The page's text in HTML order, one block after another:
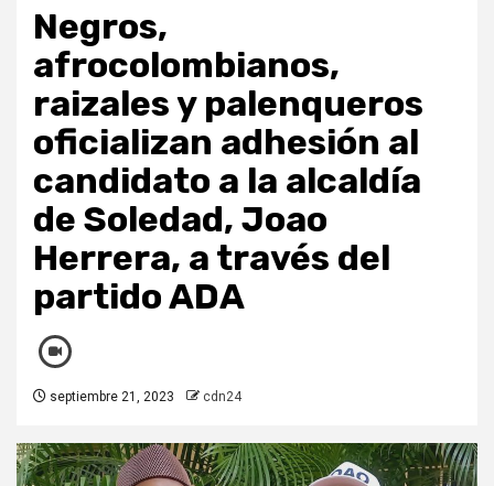
Negros,
afrocolombianos,
raizales y palenqueros
oficializan adhesión al
candidato a la alcaldía
de Soledad, Joao
Herrera, a través del
partido ADA
septiembre 21, 2023 cdn24